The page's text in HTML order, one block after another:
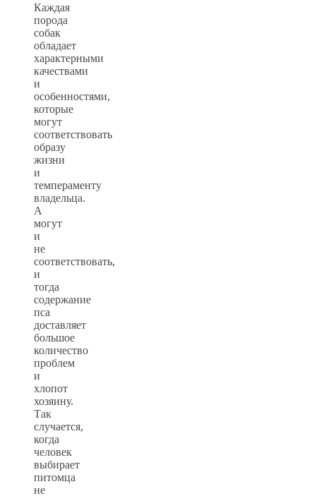
Каждая
порода
собак
обладает
характерными
качествами
и
особенностями,
которые
могут
соответствовать
образу
жизни
и
темпераменту
владельца.
А
могут
и
не
соответствовать,
и
тогда
содержание
пса
доставляет
большое
количество
проблем
и
хлопот
хозяину.
Так
случается,
когда
человек
выбирает
питомца
не